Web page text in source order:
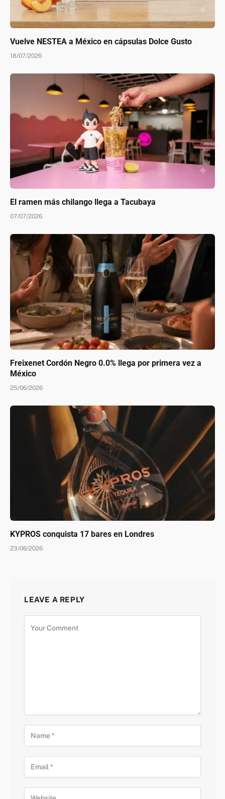
Vuelve NESTEA a México en cápsulas Dolce Gusto
18/07/2026
El ramen más chilango llega a Tacubaya
07/07/2026
Freixenet Cordón Negro 0.0% llega por primera vez a
México
25/06/2026
KYPROS conquista 17 bares en Londres
23/06/2026
LEAVE A REPLY